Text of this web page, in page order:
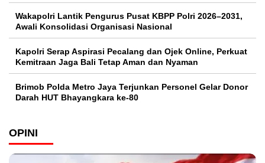
Wakapolri Lantik Pengurus Pusat KBPP Polri 2026–2031,
Awali Konsolidasi Organisasi Nasional
Kapolri Serap Aspirasi Pecalang dan Ojek Online, Perkuat
Kemitraan Jaga Bali Tetap Aman dan Nyaman
Brimob Polda Metro Jaya Terjunkan Personel Gelar Donor
Darah HUT Bhayangkara ke-80
OPINI